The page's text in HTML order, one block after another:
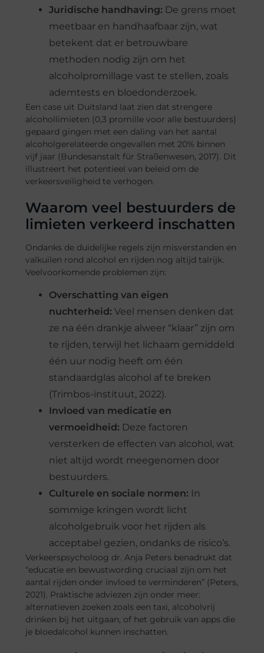
Juridische handhaving: De grens moet
meetbaar en handhaafbaar zijn, wat
betekent dat er betrouwbare
methoden nodig zijn om het
alcoholpromillage vast te stellen, zoals
ademtests en bloedonderzoek.
Een case uit Duitsland laat zien dat strengere
alcohollimieten (0,3 promille voor alle bestuurders)
gepaard gingen met een daling van het aantal
alcoholgerelateerde ongevallen met 20% binnen
vijf jaar (Bundesanstalt für Straßenwesen, 2017). Dit
illustreert het potentieel van beleid om de
verkeersveiligheid te verhogen.
Waarom veel bestuurders de
limieten verkeerd inschatten
Ondanks de duidelijke regels zijn misverstanden en
valkuilen rond alcohol en rijden nog altijd talrijk.
Veelvoorkomende problemen zijn:
Overschatting van eigen
nuchterheid: Veel mensen denken dat
ze na één drankje alweer “klaar” zijn om
te rijden, terwijl het lichaam gemiddeld
één uur nodig heeft om één
standaardglas alcohol af te breken
(Trimbos-instituut, 2022).
Invloed van medicatie en
vermoeidheid: Deze factoren
versterken de effecten van alcohol, wat
niet altijd wordt meegenomen door
bestuurders.
Culturele en sociale normen: In
sommige kringen wordt licht
alcoholgebruik voor het rijden als
acceptabel gezien, ondanks de risico’s.
Verkeerspsycholoog dr. Anja Peters benadrukt dat
“educatie en bewustwording cruciaal zijn om het
aantal rijden onder invloed te verminderen” (Peters,
2021). Praktische adviezen zijn onder meer:
alternatieven zoeken zoals een taxi, alcoholvrij
drinken bij het uitgaan, of het gebruik van apps die
je bloedalcohol kunnen inschatten.